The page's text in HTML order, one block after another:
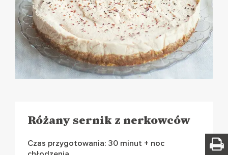
Różany sernik z nerkowców
Czas przygotowania: 30 minut + noc